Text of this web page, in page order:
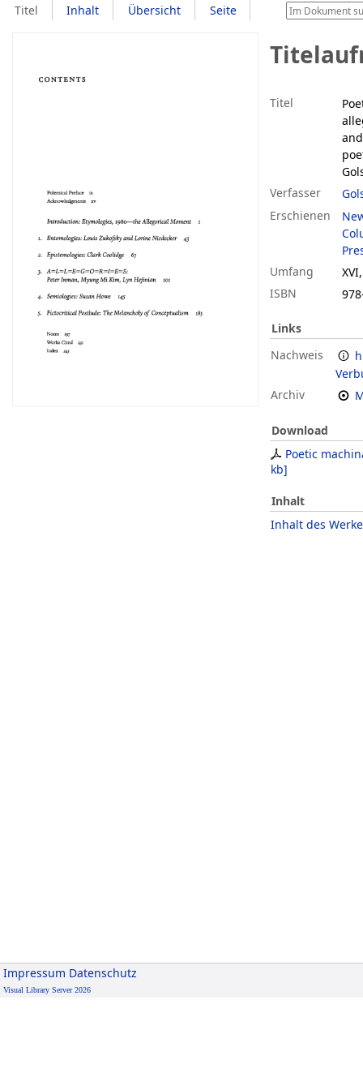
Titel Inhalt Übersicht Seite
Titel
Verfasser
Erschienen
Umfang
ISBN
Links
Nachweis
Archiv
Download
Poetic
kb]
Inhalt
Inhalt des
Impressum Datenschutz
Visual Library Server 2026